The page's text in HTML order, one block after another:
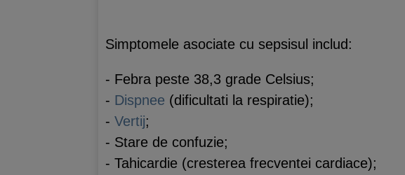
Simptomele asociate cu sepsisul includ:
- Febra peste 38,3 grade Celsius;
- Dispnee (dificultati la respiratie);
- Vertij;
- Stare de confuzie;
- Tahicardie (cresterea frecventei cardiace);